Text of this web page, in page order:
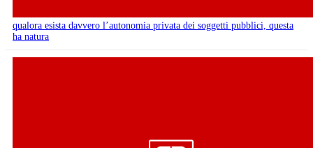
qualora esista davvero l’autonomia privata dei soggetti pubblici, questa
ha natura